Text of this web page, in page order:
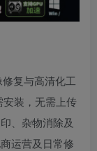
复与高清化工
装，无需上传
、杂物消除及
运营及日常修